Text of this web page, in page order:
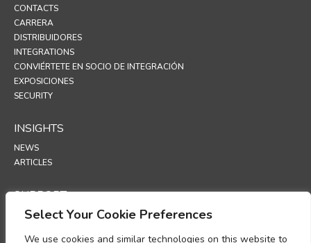
Select Your Cookie Preferences
We use cookies and similar technologies on this website to
CONTACTS
CARRERA
DISTRIBUIDORES
INTEGRATIONS
CONVIÉRTETE EN SOCIO DE INTEGRACIÓN
EXPOSICIONES
SECURITY
INSIGHTS
NEWS
ARTICLES
SUPPORT
TECHNICAL PORTAL